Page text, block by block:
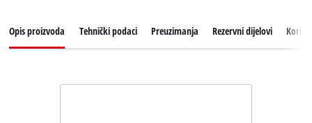
Opis proizvoda Tehnički podaci Preuzimanja Rezervni dijelovi